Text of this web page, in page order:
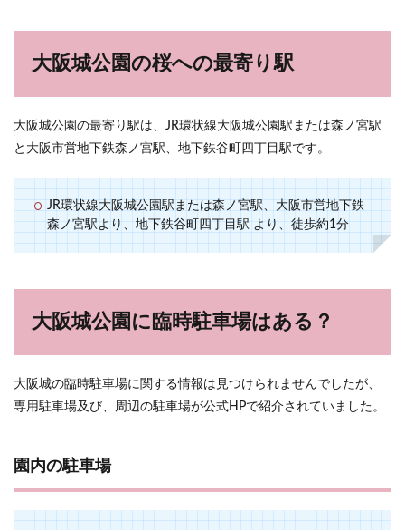
大阪城公園の桜への最寄り駅
大阪城公園の最寄り駅は、JR環状線大阪城公園駅または森ノ宮駅
と大阪市営地下鉄森ノ宮駅、地下鉄谷町四丁目駅です。
JR環状線大阪城公園駅または森ノ宮駅、大阪市営地下鉄
森ノ宮駅より、地下鉄谷町四丁目駅 より、徒歩約1分
大阪城公園に臨時駐車場はある？
大阪城の臨時駐車場に関する情報は見つけられませんでしたが、
専用駐車場及び、周辺の駐車場が公式HPで紹介されていました。
園内の駐車場